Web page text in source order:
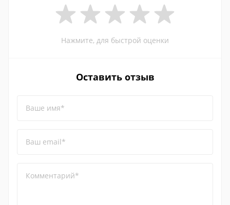
Нажмите, для быстрой оценки
Оставить отзыв
Ваше имя*
Ваш email*
Комментарий*